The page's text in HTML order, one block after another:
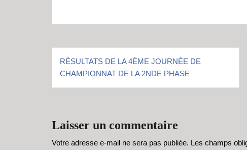
Navigation
de
l’article
RÉSULTATS DE LA 4ÈME JOURNÉE DE
CHAMPIONNAT DE LA 2NDE PHASE
Laisser un commentaire
Votre adresse e-mail ne sera pas publiée. Les champs